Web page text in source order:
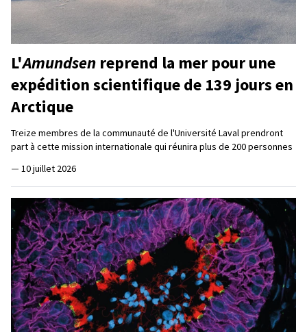
L'Amundsen reprend la mer pour une
expédition scientifique de 139 jours en
Arctique
Treize membres de la communauté de l'Université Laval prendront
part à cette mission internationale qui réunira plus de 200 personnes
— 10 juillet 2026